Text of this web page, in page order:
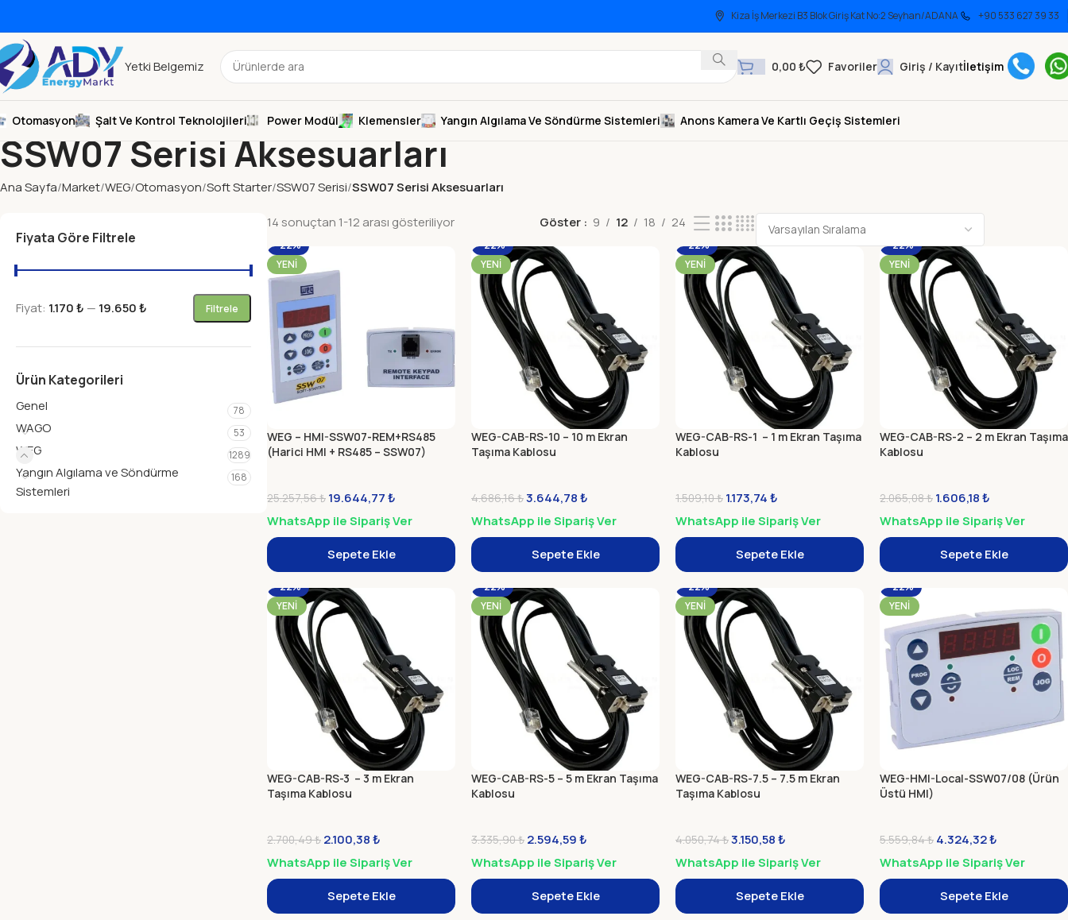
Kiza İş Merkezi B3 Blok Giriş Kat No:2 Seyhan/ADANA +90 533 627 39 33
Yetki Belgemiz 0,00 ₺ Giriş / Kayıtİletişim
Otomasyon Şalt Ve Kontrol Teknolojileri Power Modül Klemensler Yangın Algılama Ve Söndürme Sistemleri Anons Kamera Ve Kartlı Geçiş Sistemleri
SSW07 Serisi Aksesuarları
Ana Sayfa Market WEG Otomasyon Soft Starter SSW07 Serisi SSW07 Serisi Aksesuarları
Fiyata Göre Filtrele
Filtrele
Fiyat: 1.170 ₺ — 19.650 ₺
Ürün Kategorileri
Genel 78
WAGO 53
WEG 1289
Yangın Algılama ve Söndürme
Sistemleri
168
14 sonuçtan 1-12 arası gösteriliyor Göster 9 12 18 24
-22%
YENI
WEG – HMI-SSW07-REM+RS485
(Harici HMI + RS485 – SSW07)
25.257,56₺ 19.644,77₺
WhatsApp ile Sipariş Ver
Sepete Ekle
-22%
YENI
WEG-CAB-RS-10 – 10 m Ekran
Taşıma Kablosu
4.686,16₺3.644,78₺
WhatsApp ile Sipariş Ver
Sepete Ekle
-22%
YENI
WEG-CAB-RS-1 – 1 m Ekran Taşıma
Kablosu
1.509,10₺ 1.173,74₺
WhatsApp ile Sipariş Ver
Sepete Ekle
-22%
YENI
WEG-CAB-RS-2 – 2 m Ekran Taşıma
Kablosu
2.065,08₺ 1.606,18₺
WhatsApp ile Sipariş Ver
Sepete Ekle
-22%
YENI
WEG-CAB-RS-3 – 3 m Ekran
Taşıma Kablosu
2.700,49₺ 2.100,38₺
WhatsApp ile Sipariş Ver
Sepete Ekle
-22%
YENI
WEG-CAB-RS-5 – 5 m Ekran Taşıma
Kablosu
3.335,90₺ 2.594,59₺
WhatsApp ile Sipariş Ver
Sepete Ekle
-22%
YENI
WEG-CAB-RS-7.5 – 7.5 m Ekran
Taşıma Kablosu
4.050,74₺3.150,58₺
WhatsApp ile Sipariş Ver
Sepete Ekle
-22%
YENI
WEG-HMI-Local-SSW07/08 (Ürün
Üstü HMI)
5.559,84₺ 4.324,32₺
WhatsApp ile Sipariş Ver
Sepete Ekle